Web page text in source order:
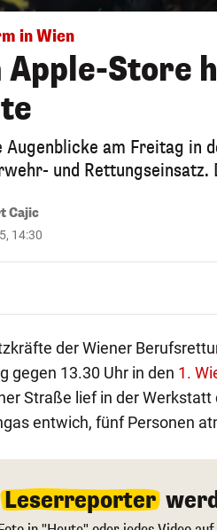
in Wien
Store
Augenblicke am Freitag
und Rettungseinsatz.
Cajic
14:30
der Wiener
gegen 13.30 Uhr in den 1.
Straße lief in der
entwich, fünf Personen
Leserreporter